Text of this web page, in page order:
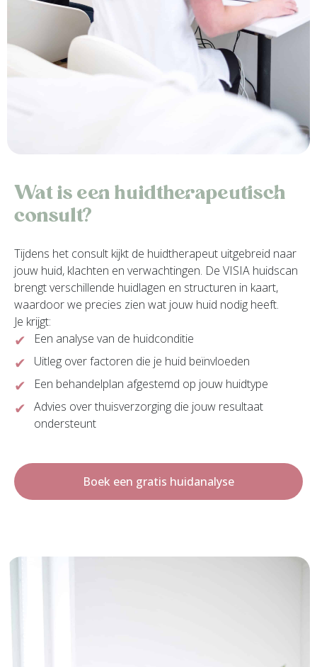
Wat is een huidtherapeutisch
consult?
Tijdens het consult kijkt de huidtherapeut uitgebreid naar
jouw huid, klachten en verwachtingen. De VISIA huidscan
brengt verschillende huidlagen en structuren in kaart,
waardoor we precies zien wat jouw huid nodig heeft.
Je krijgt:
Een analyse van de huidconditie
Uitleg over factoren die je huid beïnvloeden
Een behandelplan afgestemd op jouw huidtype
Advies over thuisverzorging die jouw resultaat
ondersteunt
Boek een gratis huidanalyse